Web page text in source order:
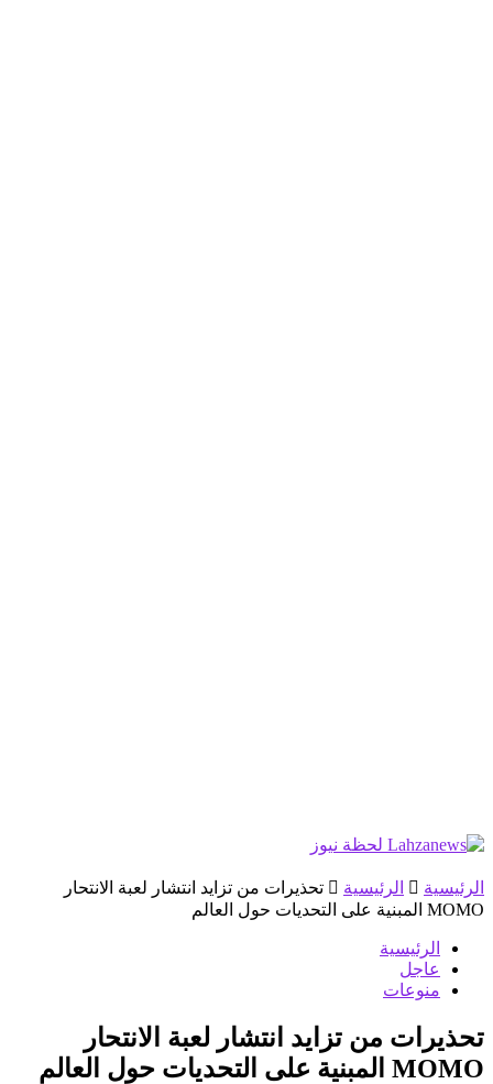
الرئيسية الرئيسية
تحذيرات من تزايد انتشار لعبة الانتحار
MOMO المبنية على التحديات حول العالم
الرئيسية
عاجل
منوعات
تحذيرات من تزايد انتشار لعبة الانتحار
MOMO المبنية على التحديات حول العالم